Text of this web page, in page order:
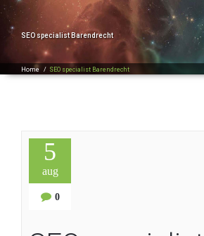
SEO specialist Barendrecht
Home / SEO specialist Barendrecht
5
aug
0